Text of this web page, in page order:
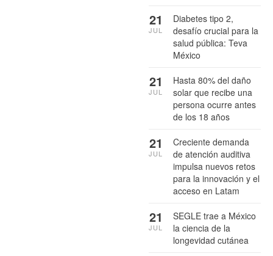
Diabetes tipo 2,
desafío crucial para la
salud pública: Teva
México
21
JUL
Hasta 80% del daño
solar que recibe una
persona ocurre antes
de los 18 años
21
JUL
Creciente demanda
de atención auditiva
impulsa nuevos retos
para la innovación y el
acceso en Latam
21
JUL
SEGLE trae a México
la ciencia de la
longevidad cutánea
21
JUL